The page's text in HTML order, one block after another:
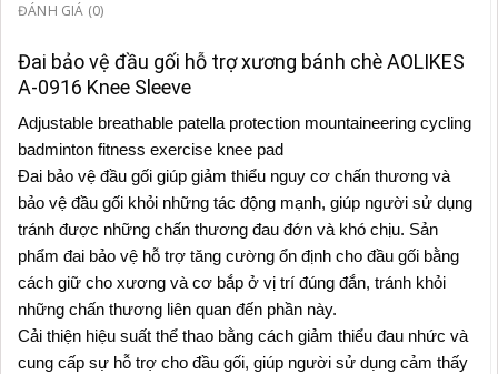
ĐÁNH GIÁ (0)
Đai bảo vệ đầu gối hỗ trợ xương bánh chè AOLIKES
A-0916 Knee Sleeve
Adjustable breathable patella protection mountaineering cycling
badminton fitness exercise knee pad
Đai bảo vệ đầu gối giúp giảm thiểu nguy cơ chấn thương và
bảo vệ đầu gối khỏi những tác động mạnh, giúp người sử dụng
tránh được những chấn thương đau đớn và khó chịu. Sản
phẩm đai bảo vệ hỗ trợ tăng cường ổn định cho đầu gối bằng
cách giữ cho xương và cơ bắp ở vị trí đúng đắn, tránh khỏi
những chấn thương liên quan đến phần này.
Cải thiện hiệu suất thể thao bằng cách giảm thiểu đau nhức và
cung cấp sự hỗ trợ cho đầu gối, giúp người sử dụng cảm thấy